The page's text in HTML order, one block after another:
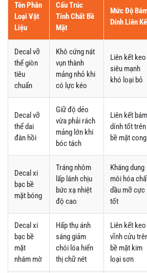
Tên Phân
Loại Vật
Liệu
Cấu Trúc
Tính Chất Bề
Mặt
Mức Độ
Dính Liên
Decal vỡ
thể giòn
tiêu
chuẩn
Khô cứng nát
vụn thành
mảng nhỏ khi
có lực kéo
Liên kết keo
siêu mạnh
khó loại bỏ
Decal vỡ
thể dai
đàn hồi
Giữ độ dẻo
vừa phải rách
mảng lớn khi
bóc tách
Liên kết bám
dính tốt trên
bề mặt cong
Decal xi
bạc bề
mặt bóng
Tráng nhôm
lấp lánh chịu
bức xạ nhiệt
độ cao
Kháng dung
môi hóa
dầu mỡ cực
tốt
Decal xi
bạc bề
mặt
nhám mờ
Hấp thụ ánh
sáng giảm
chói lóa hiển
thị chữ nét
Liên kết keo
vĩnh cửu
bề mặt kim
loại sơn